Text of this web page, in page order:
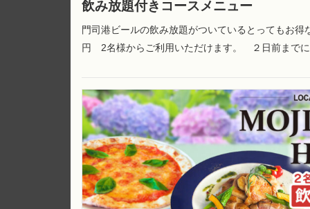
飲み放題付きコースメニュー
門司港ビールの飲み放題がついているとってもお
円 2名様からご利用いただけます。 ２日前まで